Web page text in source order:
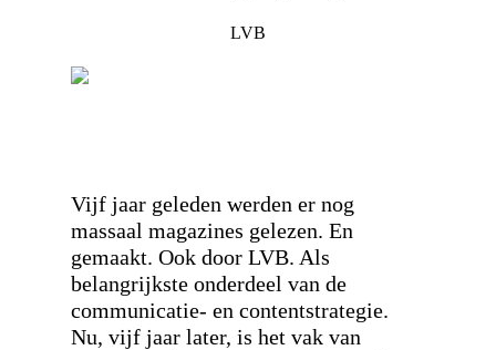
LVB
Vijf jaar geleden werden er nog
massaal magazines gelezen. En
gemaakt. Ook door LVB. Als
belangrijkste onderdeel van de
communicatie- en contentstrategie.
Nu, vijf jaar later, is het vak van